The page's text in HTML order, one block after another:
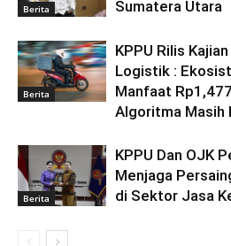
Berita
Sumatera Utara
Berita
KPPU Rilis
Logistik :
Manfaat
Algoritma Masih
Berita
KPPU Dan OJK
Menjaga
di Sektor Jasa